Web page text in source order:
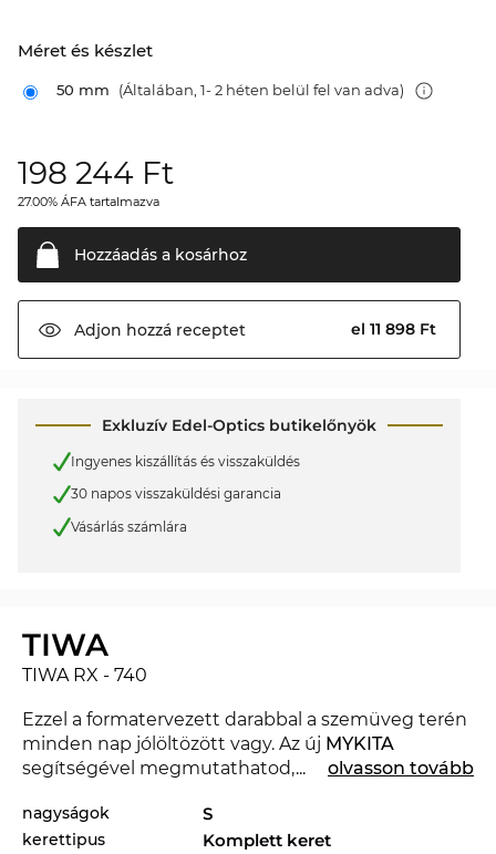
Méret és készlet
50 mm (Általában, 1- 2 héten belül fel van adva)
198 244 Ft
27.00% ÁFA tartalmazva
Hozzáadás a kosárhoz
Adjon hozzá receptet el 11 898 Ft
Exkluzív Edel-Optics butikelőnyök
Ingyenes kiszállítás és visszaküldés
30 napos visszaküldési garancia
Vásárlás számlára
TIWA
TIWA RX - 740
Ezzel a formatervezett darabbal a szemüveg terén
minden nap jólöltözött vagy. Az új MYKITA
segítségével megmutathatod, hogy haladsz a
meghatározó a 2026. év divatjára nézve.
Tulajdonképpen jobban illene a kedvenc
... olvasson tovább
nagyságok S
kerettipus Komplett keret